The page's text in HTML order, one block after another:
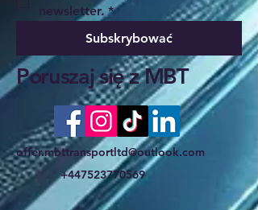
newsletter. *
Subskrybować
Poruszaj się z MBT
offer.mbttransportltd@outlook.com
+447523770569